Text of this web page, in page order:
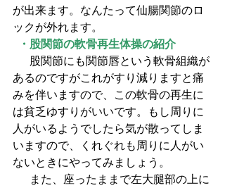
が出来ます。なんたって仙腸関節のロ
ックが外れます。
・股関節の軟骨再生体操の紹介
あるのですがこれがすり減りますと痛
みを伴いますので、この軟骨の再生に
は貧乏ゆすりがいいです。もし周りに
人がいるようでしたら気が散ってしま
いますので、くれぐれも周りに人がい
ないときにやってみましょう。